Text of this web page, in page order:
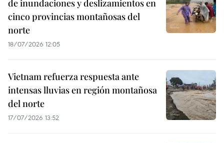
de inundaciones y deslizamientos en
cinco provincias montañosas del
norte
18/07/2026 12:05
Vietnam refuerza respuesta ante
intensas lluvias en región montañosa
del norte
17/07/2026 13:52